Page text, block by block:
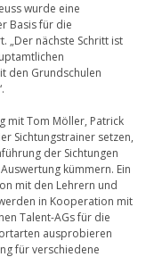
wurde eine
Basis für die
„Der nächste Schritt ist
den Grundschulen
mit Tom Möller, Patrick
Sichtungstrainer setzen,
der Sichtungen
kümmern. Ein
mit den Lehrern und
in Kooperation mit
Talent-AGs für die
ausprobieren
für verschiedene